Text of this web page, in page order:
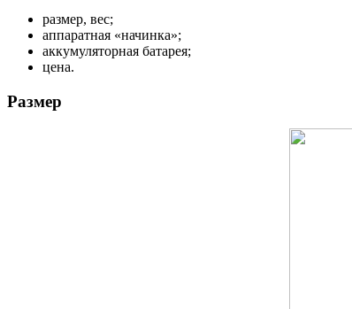
размер, вес;
аппаратная «начинка»;
аккумуляторная батарея;
цена.
Размер